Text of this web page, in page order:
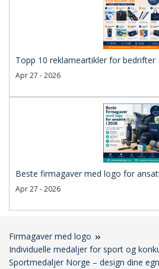
Topp 10 reklameartikler for bedrifter
Apr 27 - 2026
Beste firmagaver med logo for
Apr 27 - 2026
Firmagaver med logo
Individuelle medaljer for sport og
Sportmedaljer Norge – design dine